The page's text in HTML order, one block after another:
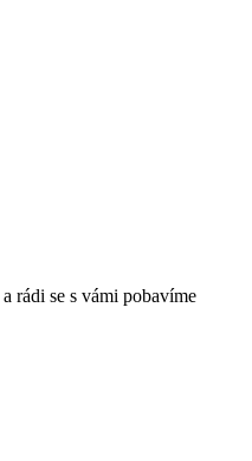
rádi se s vámi pobavíme